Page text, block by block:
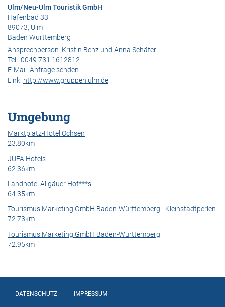
Ulm/Neu-Ulm Touristik GmbH
Hafenbad 33
89073, Ulm
Baden Württemberg
Ansprechperson: Kristin Benz und Anna Schäfer
Tel.: 0049 731 1612812
E-Mail: Anfrage senden
Link: http://www.gruppen.ulm.de
Umgebung
Marktplatz-Hotel Ochsen
23.80km
JUFA Hotels
62.36km
Landhotel Allgäuer Hof***s
64.35km
Tourismus Marketing GmbH Baden-Württemberg - Kleinstadtperlen
72.73km
Tourismus Marketing GmbH Baden-Württemberg
72.95km
DATENSCHUTZ IMPRESSUM